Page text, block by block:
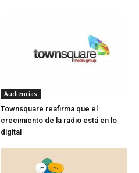
Audiencias
Townsquare reafirma que el
crecimiento de la radio está en lo
digital